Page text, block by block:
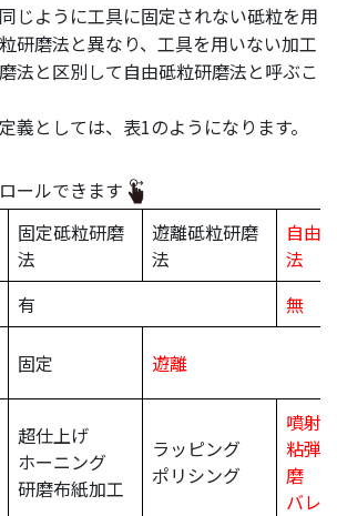
じように工具に固定されない砥粒を用
研磨法と異なり、工具を用いない加工
法と区別して自由砥粒研磨法と呼ぶこ
義としては、表1のようになります。
ールできます
固定砥粒研磨
法
遊離砥粒研磨
法
自由
法
有
無
固定 遊離
超仕上げ
ホーニング
研磨布紙加工
ラッピング
ポリシング
噴射
粘弾
磨
バレ